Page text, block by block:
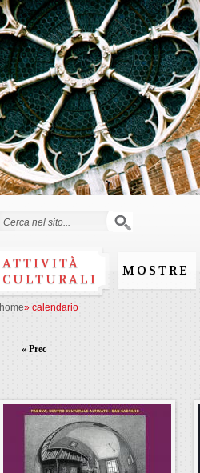
Form di ricerca
ATTIVITÀ
CULTURALI
MOSTRE
home» calendario
« Prec